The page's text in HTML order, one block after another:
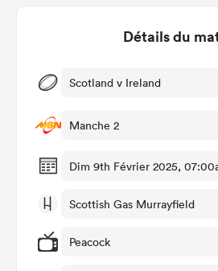
Détails du
Scotland v Ireland
Manche 2
Dim 9th Février 2025,
Scottish Gas Murrayfield
Peacock